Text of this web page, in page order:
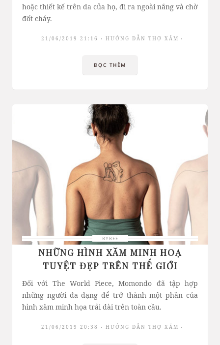
hoặc thiết kế trên da của họ, đi ra ngoài nắng và chờ
đốt cháy.
21/06/2019 21:16 HƯỚNG DẪN THỢ XĂM
ĐỌC THÊM
BYBEE
NHỮNG HÌNH XĂM MINH HOẠ
TUYỆT ĐẸP TRÊN THẾ GIỚI
Đối với The World Piece, Momondo đã tập hợp
những người đa dạng để trở thành một phần của
hình xăm minh họa trải dài trên toàn cầu.
21/06/2019 20:38 HƯỚNG DẪN THỢ XĂM